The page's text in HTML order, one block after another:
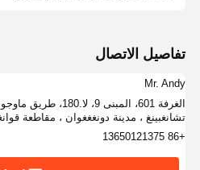
تبديل غشاء ثنائي الفينيل متعدد
تبديل الغشاء FPC
تفاصيل الاتصال
Mr. Andy
الغرفة 601، المبنى 9،
تشانغبينغ ، مدينة دونغغغوان ، مقاطعة
+86 13650121375